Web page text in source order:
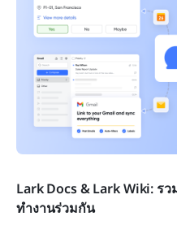
Lark Docs & Lark Wiki: ร
ทำงานร่วมกัน